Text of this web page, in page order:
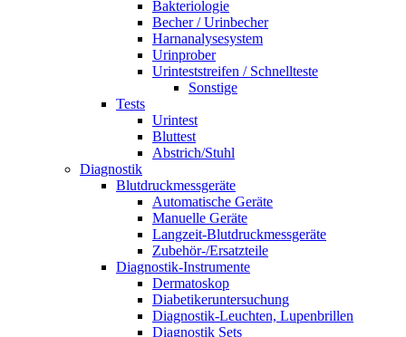
Bakteriologie
Becher / Urinbecher
Harnanalysesystem
Urinprober
Urinteststreifen / Schnellteste
Sonstige
Tests
Urintest
Bluttest
Abstrich/Stuhl
Diagnostik
Blutdruckmessgeräte
Automatische Geräte
Manuelle Geräte
Langzeit-Blutdruckmessgeräte
Zubehör-/Ersatzteile
Diagnostik-Instrumente
Dermatoskop
Diabetikeruntersuchung
Diagnostik-Leuchten, Lupenbrillen
Diagnostik Sets